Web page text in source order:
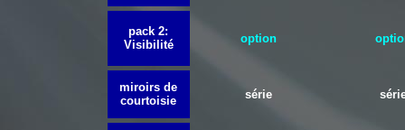
pack 2:
Visibilité
option
miroirs de
courtoisie
série